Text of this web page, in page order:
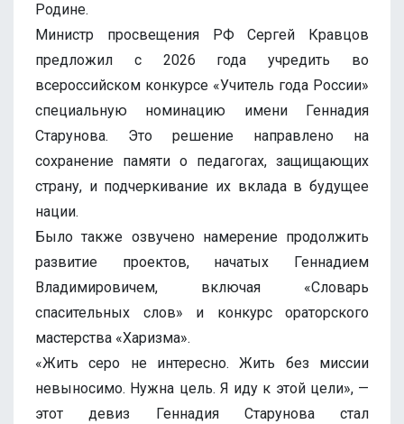
Родине.
Министр просвещения РФ Сергей Кравцов
предложил с 2026 года учредить во
всероссийском конкурсе «Учитель года России»
специальную номинацию имени Геннадия
Старунова. Это решение направлено на
сохранение памяти о педагогах, защищающих
страну, и подчеркивание их вклада в будущее
нации.
Было также озвучено намерение продолжить
развитие проектов, начатых Геннадием
Владимировичем, включая «Словарь
спасительных слов» и конкурс ораторского
мастерства «Харизма».
«Жить серо не интересно. Жить без миссии
невыносимо. Нужна цель. Я иду к этой цели», —
этот девиз Геннадия Старунова стал